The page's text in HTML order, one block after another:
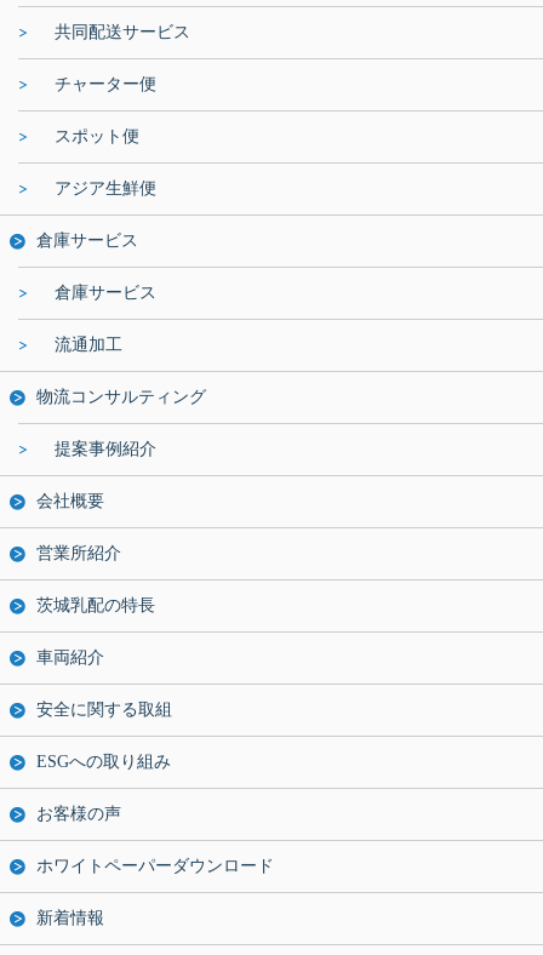
共同配送サービス
チャーター便
スポット便
アジア生鮮便
倉庫サービス
倉庫サービス
流通加工
物流コンサルティング
提案事例紹介
会社概要
営業所紹介
茨城乳配の特長
車両紹介
安全に関する取組
ESGへの取り組み
お客様の声
ホワイトペーパーダウンロード
新着情報